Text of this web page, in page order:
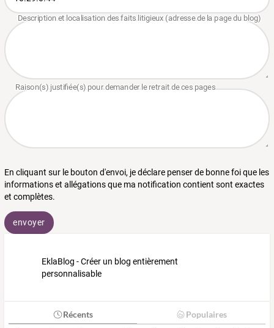
En cliquant sur le bouton d'envoi, je déclare penser de bonne foi que les
informations et allégations que ma notification contient sont exactes
et complètes.
envoyer
EklaBlog - Créer un blog entièrement
personnalisable
Récents Populaires